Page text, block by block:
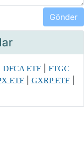
DFCA ETF|
FTGC
ETF| GXRP ETF|